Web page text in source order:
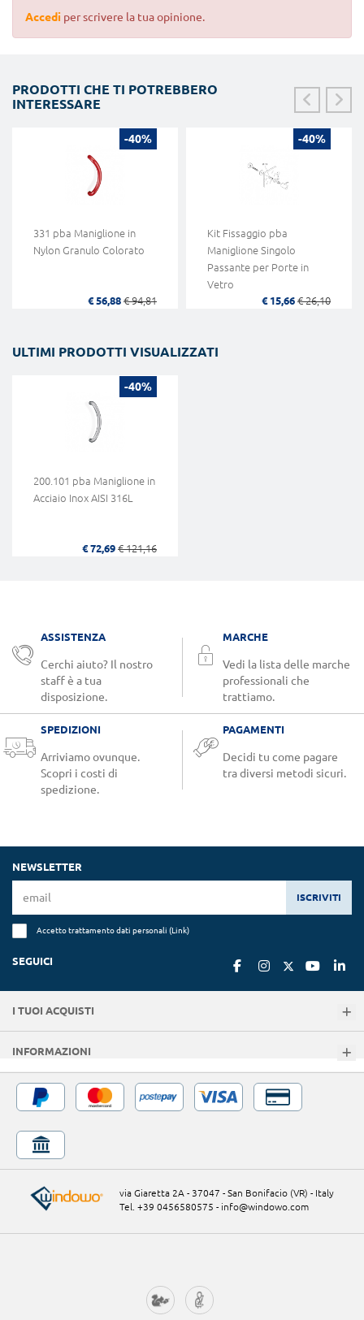
Accedi per scrivere la tua opinione.
PRODOTTI CHE TI POTREBBERO
INTERESSARE
-40%
331 pba Maniglione in
Nylon Granulo Colorato
€ 56,88 € 94,81
-40%
Kit Fissaggio pba
Maniglione Singolo
Passante per Porte in
Vetro
€ 15,66 € 26,10
ULTIMI PRODOTTI VISUALIZZATI
-40%
200.101 pba Maniglione in
Acciaio Inox AISI 316L
€ 72,69 € 121,16
ASSISTENZA
Cerchi aiuto? Il nostro
staff è a tua
disposizione.
MARCHE
Vedi la lista delle marche
professionali che
trattiamo.
SPEDIZIONI
Arriviamo ovunque.
Scopri i costi di
spedizione.
PAGAMENTI
Decidi tu come pagare
tra diversi metodi sicuri.
NEWSLETTER
ISCRIVITI
Accetto trattamento dati personali (Link)
SEGUICI
I TUOI ACQUISTI
INFORMAZIONI
via Giaretta 2A - 37047 - San Bonifacio (VR) - Italy
Tel. +39 0456580575 - info@windowo.com